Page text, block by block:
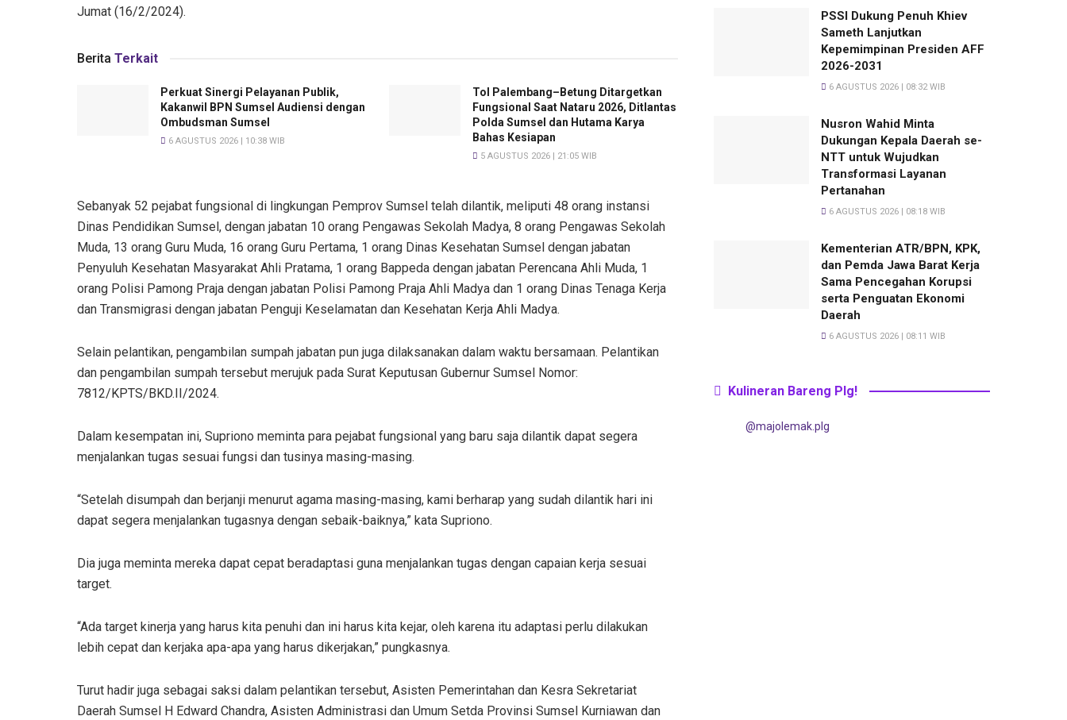
Jumat (16/2/2024).
Berita Terkait
Perkuat Sinergi Pelayanan Publik,
Kakanwil BPN Sumsel Audiensi dengan
Ombudsman Sumsel
6 AGUSTUS 2026 | 10:38 WIB
Tol Palembang–Betung Ditargetkan
Fungsional Saat Nataru 2026, Ditlantas
Polda Sumsel dan Hutama Karya
Bahas Kesiapan
5 AGUSTUS 2026 | 21:05 WIB
Sebanyak 52 pejabat fungsional di lingkungan Pemprov Sumsel telah dilantik, meliputi 48 orang instansi
Dinas Pendidikan Sumsel, dengan jabatan 10 orang Pengawas Sekolah Madya, 8 orang Pengawas Sekolah
Muda, 13 orang Guru Muda, 16 orang Guru Pertama, 1 orang Dinas Kesehatan Sumsel dengan jabatan
Penyuluh Kesehatan Masyarakat Ahli Pratama, 1 orang Bappeda dengan jabatan Perencana Ahli Muda, 1
orang Polisi Pamong Praja dengan jabatan Polisi Pamong Praja Ahli Madya dan 1 orang Dinas Tenaga Kerja
dan Transmigrasi dengan jabatan Penguji Keselamatan dan Kesehatan Kerja Ahli Madya.
Selain pelantikan, pengambilan sumpah jabatan pun juga dilaksanakan dalam waktu bersamaan. Pelantikan
dan pengambilan sumpah tersebut merujuk pada Surat Keputusan Gubernur Sumsel Nomor:
7812/KPTS/BKD.II/2024.
Dalam kesempatan ini, Supriono meminta para pejabat fungsional yang baru saja dilantik dapat segera
menjalankan tugas sesuai fungsi dan tusinya masing-masing.
“Setelah disumpah dan berjanji menurut agama masing-masing, kami berharap yang sudah dilantik hari ini
dapat segera menjalankan tugasnya dengan sebaik-baiknya,” kata Supriono.
Dia juga meminta mereka dapat cepat beradaptasi guna menjalankan tugas dengan capaian kerja sesuai
target.
“Ada target kinerja yang harus kita penuhi dan ini harus kita kejar, oleh karena itu adaptasi perlu dilakukan
lebih cepat dan kerjaka apa-apa yang harus dikerjakan,” pungkasnya.
Turut hadir juga sebagai saksi dalam pelantikan tersebut, Asisten Pemerintahan dan Kesra Sekretariat
Daerah Sumsel H Edward Chandra, Asisten Administrasi dan Umum Setda Provinsi Sumsel Kurniawan dan
PSSI Dukung Penuh Khiev
Sameth Lanjutkan
Kepemimpinan Presiden AFF
2026-2031
6 AGUSTUS 2026 | 08:32 WIB
Nusron Wahid Minta
Dukungan Kepala Daerah se-
NTT untuk Wujudkan
Transformasi Layanan
Pertanahan
6 AGUSTUS 2026 | 08:18 WIB
Kementerian ATR/BPN, KPK,
dan Pemda Jawa Barat Kerja
Sama Pencegahan Korupsi
serta Penguatan Ekonomi
Daerah
6 AGUSTUS 2026 | 08:11 WIB
Kulineran Bareng Plg!
@majolemak.plg